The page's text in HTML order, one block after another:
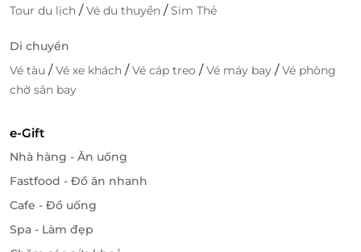
LifeLink - Địa chỉ săn deal vui chơi giải
LifeLink là nền tảng xúc tiến Thương mại điện tử
hàng đầu Việt Nam chuyên cung cấp các E-Ticket, E-
Gift, E-Voucher của thương hiệu lớn trên toàn quốc
chất lượng cao và mức giá ưu đãi hấp dẫn nhất.
điểm vui chơi nổi tiếng . Chi tiết vui lòng tham
khảo Tại đây
Tour du lịch /Vé du thuyền /Sim Thẻ
Di chuyển
Vé tàu /Vé xe khách /Vé cáp treo /Vé máy bay /Vé phòng
chờ sân bay
e-Gift
Nhà hàng - Ăn uống
Fastfood - Đồ ăn nhanh
Cafe - Đồ uống
Spa - Làm đẹp